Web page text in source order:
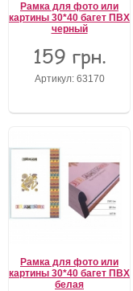
Пароль
Запомнить меня
Забыли имя
Рамка для фото или
картины 30*40 багет ПВХ
черный
159 грн.
Артикул: 63170
Рамка для фото или
картины 30*40 багет ПВХ
белая